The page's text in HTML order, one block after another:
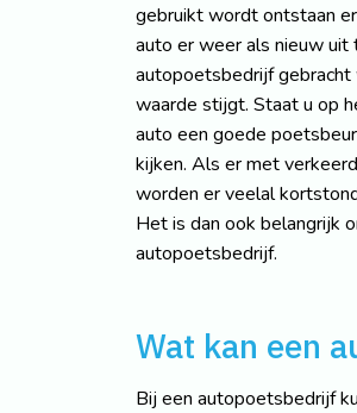
gebruikt wordt ontstaan
auto er weer als nieuw uit
autopoetsbedrijf
waarde stijgt. Staat u op
auto een goede
kijken. Als er met
worden er veelal
Het is dan ook belangrijk
autopoetsbedrijf.
Wat kan een
Bij een autopoetsbedrijf